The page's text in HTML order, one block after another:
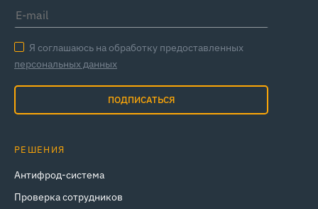
Я соглашаюсь на обработку предоставленных
персональных данных
ПОДПИСАТЬСЯ
РЕШЕНИЯ
Антифрод-система
Проверка сотрудников